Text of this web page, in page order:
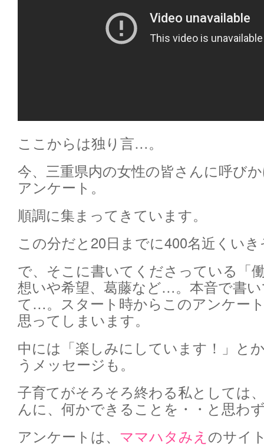
ここからは独り言…。
今、三重県内の女性の皆さんに呼び
アンケート。
順調に集まってきています。
この分だと20日までに400名近くい
で、そこに書いてくださっている「
想いや希望、葛藤など…。本音で書
て…。スタート時からこのアンケー
思ってしまいます。
中には「楽しみにしています！」と
うメッセージも。
子育てがそろそろ終わる私としては
んに、何かできることを・・と思わ
アンケートは、 ママハタみえ のサイ